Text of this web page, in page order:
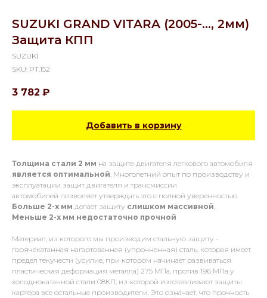
SUZUKI GRAND VITARA (2005-..., 2мм)
Защита КПП
SUZUKI
SKU: PT.152
3 782 ₽
Добавить в корзину
Толщина стали 2 мм на защите двигателя легкового автомобиля
является оптимальной. Многолетний опыт по производству и
эксплуатации защит двигателя и трансмиссии
автомобилей позволяет утверждать это с полной уверенностью.
Больше 2-х мм делает защиту слишком массивной,
Меньше 2-х мм недостаточно прочной
Материал, из которого мы производим стальную защиту -
горячекатанная нагартованная (упрочненная) сталь, которая имеет
предел текучести (усилие, при котором начинает развиваться
пластическая деформация металла) 275 МПа, против 196 МПа у
холоднокатанной стали 08КП, из которой изготавливают защиты
картера все остальные производители. Это означает, что прочность